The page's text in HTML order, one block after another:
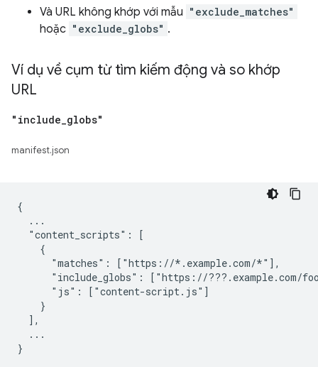
Và URL không khớp với mẫu "exclude_matches"
hoặc "exclude_globs" .
Ví dụ về cụm từ tìm kiếm động và so khớp
URL
"include_globs"
manifest.json
{
  ...
  "content_scripts": [
    {
      "matches": ["https://*.example.com/*"],
"include_globs": ["https://???.example.com/
      "js": ["content-script.js"]
    }
  ],
  ...